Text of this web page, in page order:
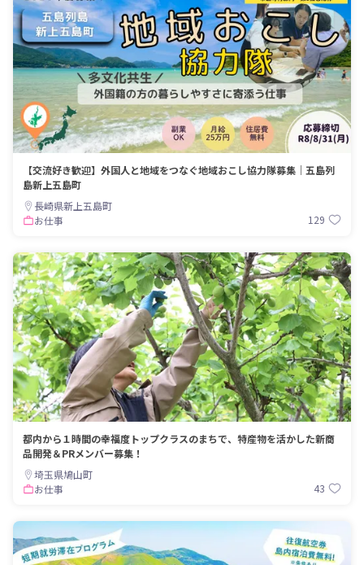
【交流好き歓迎】外国人と地域をつなぐ地域おこし協力隊募集｜五島列
島新上五島町
長崎県新上五島町
お仕事
129
都内から１時間の幸福度トップクラスのまちで、特産物を活かした新商
品開発＆PRメンバー募集！
埼玉県鳩山町
お仕事
43